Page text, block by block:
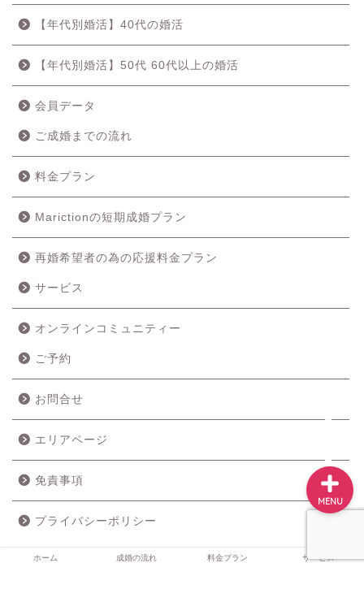
【年代別婚活】40代の婚活
【年代別婚活】50代 60代以上の婚活
会員データ
ご成婚までの流れ
料金プラン
Marictionの短期成婚プラン
再婚希望者の為の応援料金プラン
サービス
オンラインコミュニティー
ご予約
お問合せ
エリアページ
免責事項
プライバシーポリシー
ホーム 成婚の流れ 料金プラン サービス
MENU